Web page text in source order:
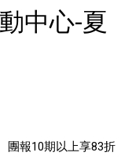
中心-夏
團報10期以上享83折